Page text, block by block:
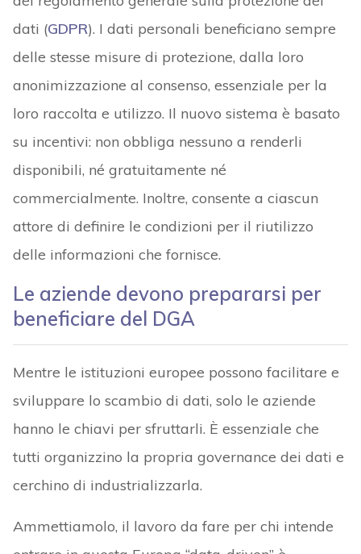
dati (GDPR). I dati personali beneficiano sempre
delle stesse misure di protezione, dalla loro
anonimizzazione al consenso, essenziale per la
loro raccolta e utilizzo. Il nuovo sistema è basato
su incentivi: non obbliga nessuno a renderli
disponibili, né gratuitamente né
commercialmente. Inoltre, consente a ciascun
attore di definire le condizioni per il riutilizzo
delle informazioni che fornisce.
Le aziende devono prepararsi per
beneficiare del DGA
Mentre le istituzioni europee possono facilitare e
sviluppare lo scambio di dati, solo le aziende
hanno le chiavi per sfruttarli. È essenziale che
tutti organizzino la propria governance dei dati e
cerchino di industrializzarla.
Ammettiamolo, il lavoro da fare per chi intende